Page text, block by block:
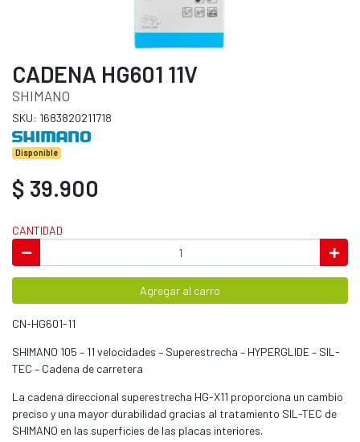
CADENA HG601 11V
SHIMANO
SKU: 1683820211718
Disponible
$ 39.900
CANTIDAD
Agregar al carro
CN-HG601-11
SHIMANO 105 – 11 velocidades – Superestrecha – HYPERGLIDE – SIL-
TEC – Cadena de carretera
La cadena direccional superestrecha HG-X11 proporciona un cambio
preciso y una mayor durabilidad gracias al tratamiento SIL-TEC de
SHIMANO en las superficies de las placas interiores.